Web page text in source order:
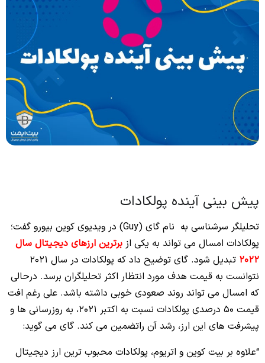
پیش بینی آینده پولکادات
تحلیلگر سرشناسی به نام گای (Guy) در ویدیوی کوین بیورو گفت؛
پولکادات امسال می تواند به یکی از برترین ارزهای دیجیتال سال
2022
تبدیل شود. گای توضیح داد که پولکادات در سال 2021
نتوانست به قیمت هدف مورد انتظار اکثر تحلیلگران برسد. درحالی
که امسال می تواند روند صعودی خوبی داشته باشد. علی رغم افت
قیمت 50 درصدی پولکادات نسبت به اکتبر 2021، به روزرسانی ها و
پیشرفت های این ارز، رشد آن راتضمین می کند. گای می گوید:
“علاوه بر بیت کوین و اتریوم، پولکادات محبوب‌ ترین ارز دیجیتال